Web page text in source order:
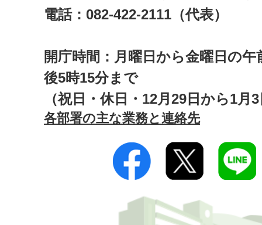
電話：082-422-2111（代表）
開庁時間：月曜日から金曜日の午
後5時15分まで
（祝日・休日・12月29日から1月
各部署の主な業務と連絡先